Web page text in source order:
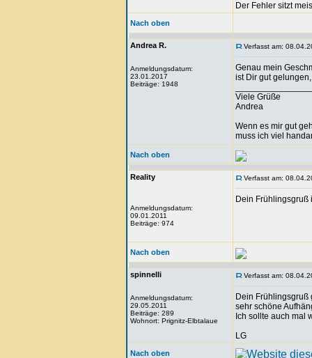
Der Fehler sitzt
Nach oben
Andrea R.
Anmeldungsdatum:
23.01.2017
Beiträge: 1948
Verfasst am:
Genau mein
ist Dir gut
Viele Grüße
Andrea
Wenn es mir gut
muss ich viel
Nach oben
Reality
Anmeldungsdatum:
09.01.2011
Beiträge: 974
Verfasst am:
Dein
Nach oben
spinnelli
Anmeldungsdatum:
29.05.2011
Beiträge: 289
Wohnort: Prignitz-Elbtalaue
Verfasst am:
Dein Frühlingsgruß
sehr schöne
Ich sollte auch mal
LG
Nach oben